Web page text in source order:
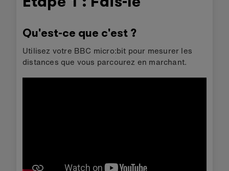
Qu'est-ce que c'est ?
Utilisez votre BBC micro:bit pour mesurer les
distances que vous parcourez en marchant.